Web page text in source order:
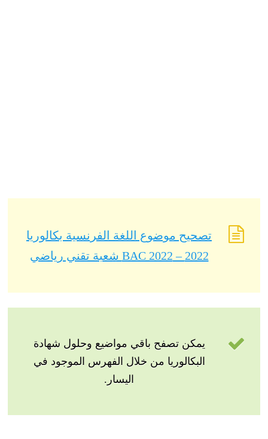
تصحيح موضوع اللغة الفرنسية بكالوريا
2022 – BAC 2022 شعبة تقني رياضي
يمكن تصفح باقي مواضيع وحلول شهادة
البكالوريا من خلال الفهرس الموجود في
اليسار.